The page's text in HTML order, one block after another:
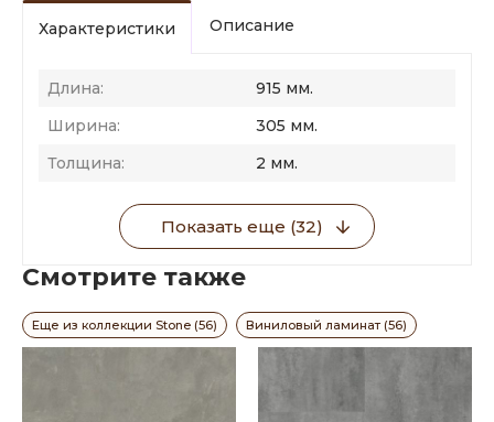
Характеристики Описание
Длина:
915 мм.
Ширина:
305 мм.
Толщина:
2 мм.
Показать еще (32)
Смотрите также
Еще из коллекции Stone (56) Виниловый ламинат (56)